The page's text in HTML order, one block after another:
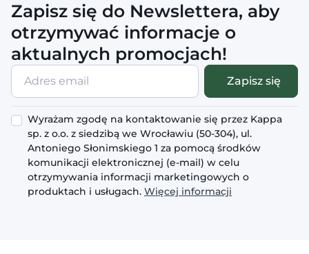
Zapisz się do Newslettera, aby
otrzymywać informacje o
aktualnych promocjach!
Adres
email
Zapisz się
Wyrażam zgodę na kontaktowanie się przez Kappa
sp. z o.o. z siedzibą we Wrocławiu (50-304), ul.
Antoniego Słonimskiego 1 za pomocą środków
komunikacji elektronicznej (e-mail) w celu
otrzymywania informacji marketingowych o
produktach i usługach. Więcej informacji